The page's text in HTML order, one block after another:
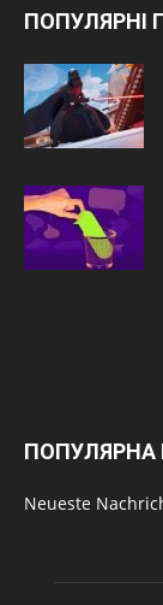
ПОПУЛЯРНІ
ПОПУЛЯРНА
Neueste